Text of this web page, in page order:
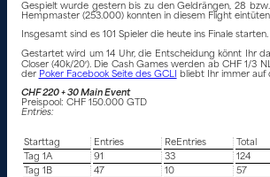
Gespielt wurde gestern bis zu den Geldrängen, 28
Hempmaster (253.000) konnten in diesem Flight
Insgesamt sind es 101 Spieler die heute ins Finale
Gestartet wird um 14 Uhr, die Entscheidung könnt Ihr
Closer (40k/20′). Die Cash Games werden ab CHF 1/3
der Poker Facebook Seite des GCLI
bliebt Ihr immer auf
CHF 220 + 30 Main Event
Preispool: CHF 150.000 GTD
Entries:
Starttag Entries ReEntries Total
Tag 1A
91 33 124
Tag 1B
47 10 57